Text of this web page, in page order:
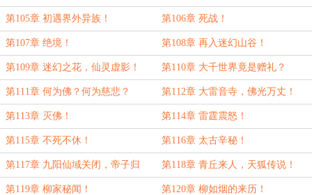
域！
第105章 初遇界外异族！ 第106章 死战！
第107章 绝境！ 第108章 再入迷幻山谷！
第109章 迷幻之花，仙灵虚影！ 第110章 大千世界竟是赠礼？
第111章 何为佛？何为慈悲？ 第112章 大雷音寺，佛光万丈！
第113章 灭佛！ 第114章 雷霆震怒！
第115章 不死不休！ 第116章 太古辛秘！
第117章 九阳仙域关闭，帝子归
家！
第118章 青丘来人，天狐传说！
第119章 柳家秘闻！ 第120章 柳如烟的来历！